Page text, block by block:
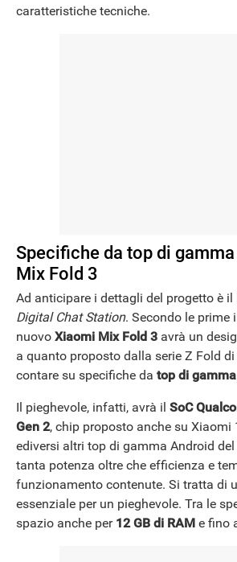
caratteristiche tecniche.
Specifiche da top di
Mix Fold 3
Ad anticipare i dettagli del progetto è il
Digital Chat Station. Secondo le prime
nuovo Xiaomi Mix Fold 3 avrà un
a quanto proposto dalla serie Z Fold
contare su specifiche da top di gamma
Il pieghevole, infatti, avrà il SoC
Gen 2, chip proposto anche su Xiaomi
ediversi altri top di gamma Android
tanta potenza oltre che efficienza e
funzionamento contenute. Si tratta di
essenziale per un pieghevole. Tra le
spazio anche per 12 GB di RAM e fino